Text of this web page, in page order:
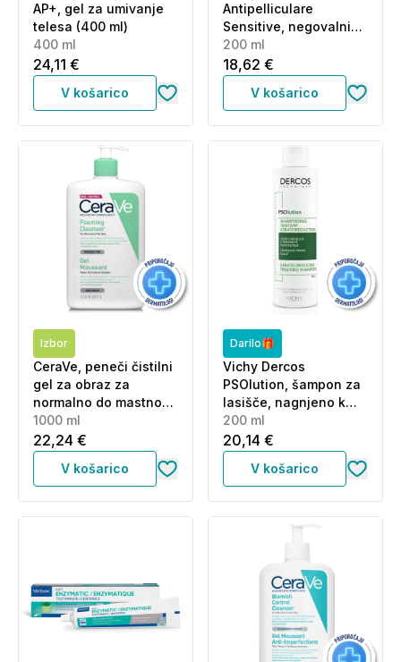
AP+, gel za umivanje
telesa (400 ml)
400 ml
24,11 €
V košarico
Antipelliculare
Sensitive, negovalni
šampon proti prhljaju
za občutljive lase (200
ml)
200 ml
18,62 €
V košarico
Izbor
CeraVe, peneči čistilni
gel za obraz za
normalno do mastno
kožo (1000 ml)
1000 ml
22,24 €
V košarico
Darilo🎁
Vichy Dercos
PSOlution, šampon za
lasišče, nagnjeno k
luskavici (200 ml)
200 ml
20,14 €
V košarico